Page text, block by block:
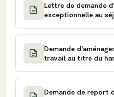
Lettre de demande
exceptionnelle au
Demande
travail au titre du
Demande de report